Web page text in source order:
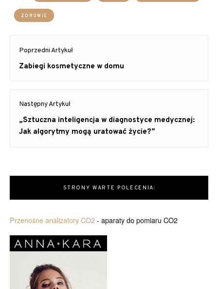
ZDROWIE
wpisu
Poprzedni Artykuł
Poprzedni
Zabiegi kosmetyczne w domu
Następny Artykuł
Następny
Artykuł:
„Sztuczna inteligencja w diagnostyce medycznej:
Jak algorytmy mogą uratować życie?”
STRONY WARTE POLECENIA:
Przenośne analizatory CO2- aparaty do pomiaru CO2